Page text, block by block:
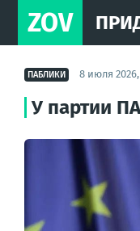
ZOV
ПАБЛИКИ 8 июля 2026,
У партии